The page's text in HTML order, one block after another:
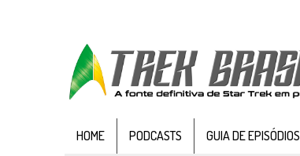
HOME PODCASTS GUIA DE EPISÓDIOS